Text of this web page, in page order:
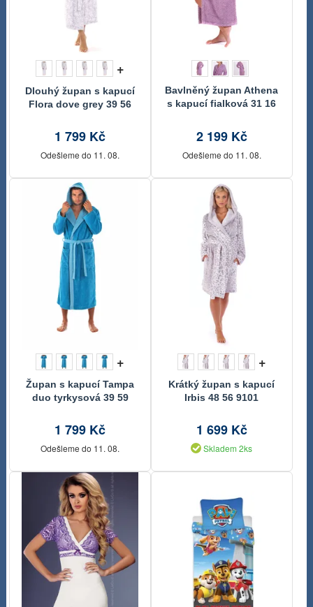
+
Dlouhý župan s kapucí
Flora dove grey 39 56
1 799 Kč
Odešleme do 11. 08.
Bavlněný župan Athena
s kapucí fialková 31 16
2 199 Kč
Odešleme do 11. 08.
+
Župan s kapucí Tampa
duo tyrkysová 39 59
1 799 Kč
Odešleme do 11. 08.
+
Krátký župan s kapucí
Irbis 48 56 9101
1 699 Kč
Skladem 2ks